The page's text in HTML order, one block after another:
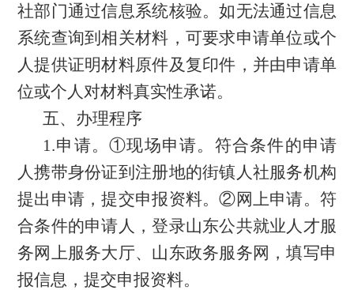
社部门通过信息系统核验。如无法通过信息
系统查询到相关材料，可要求申请单位或个
人提供证明材料原件及复印件，并由申请单
位或个人对材料真实性承诺。
五、办理程序
1.申请。①现场申请。符合条件的申请
人携带身份证到注册地的街镇人社服务机构
提出申请，提交申报资料。②网上申请。符
合条件的申请人，登录山东公共就业人才服
务网上服务大厅、山东政务服务网，填写申
报信息，提交申报资料。